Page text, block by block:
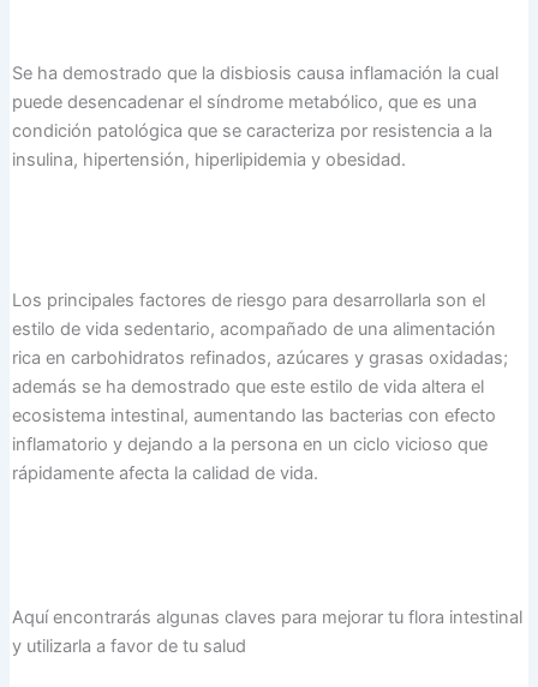
Se ha demostrado que la disbiosis causa inflamación la cual
puede desencadenar el síndrome metabólico, que es una
condición patológica que se caracteriza por resistencia a la
insulina, hipertensión, hiperlipidemia y obesidad.
Los principales factores de riesgo para desarrollarla son el
estilo de vida sedentario, acompañado de una alimentación
rica en carbohidratos refinados, azúcares y grasas oxidadas;
además se ha demostrado que este estilo de vida altera el
ecosistema intestinal, aumentando las bacterias con efecto
inflamatorio y dejando a la persona en un ciclo vicioso que
rápidamente afecta la calidad de vida.
Aquí encontrarás algunas claves para mejorar tu flora intestinal
y utilizarla a favor de tu salud